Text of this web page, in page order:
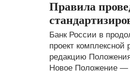
Правила
Банк России в
проект
редакцию
Новое Положение —